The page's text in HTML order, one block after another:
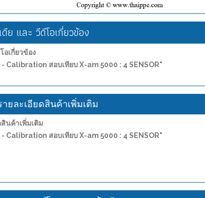
ย และ วีดีโอเกี่ยวข้อง
อเกี่ยวข้อง
- Calibration สอบเทียบ X-am 5000 : 4 SENSOR"
ายละเอียดสินค้าเพิ่มเติม
สินค้าเพิ่มเติม
- Calibration สอบเทียบ X-am 5000 : 4 SENSOR"